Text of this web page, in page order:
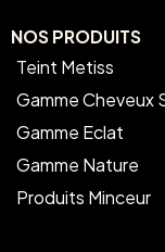
NOS PRODUITS
Teint Metiss
Gamme Cheveux
Gamme Eclat
Gamme Nature
Produits Minceur